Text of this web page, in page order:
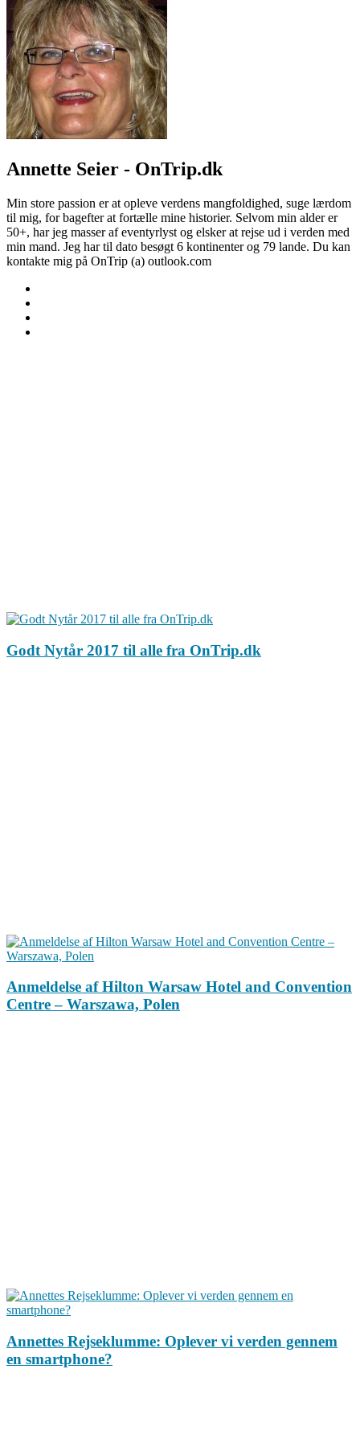
Annette Seier - OnTrip.dk
Min store passion er at opleve verdens mangfoldighed, suge lærdom
til mig, for bagefter at fortælle mine historier. Selvom min alder er
50+, har jeg masser af eventyrlyst og elsker at rejse ud i verden med
min mand. Jeg har til dato besøgt 6 kontinenter og 79 lande. Du kan
kontakte mig på OnTrip (a) outlook.com
Godt Nytår 2017 til alle fra OnTrip.dk
Anmeldelse af Hilton Warsaw Hotel and Convention
Centre – Warszawa, Polen
Annettes Rejseklumme: Oplever vi verden gennem
en smartphone?